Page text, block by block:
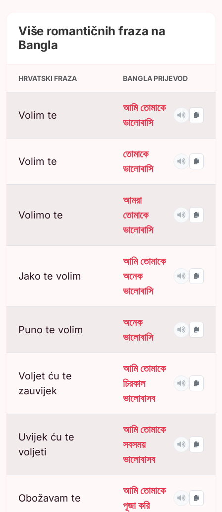
Više romantičnih fraza na
Bangla
HRVATSKI FRAZA BANGLA PRIJEVOD
Volim te
আমি তোমাকে
ভালোবাসি
Volim te
তোমাকে
ভালোবাসি
Volimo te
আমরা
তোমাকে
ভালোবাসি
Jako te volim
আমি তোমাকে
অনেক
ভালোবাসি
Puno te volim
অনেক
ভালোবাসি
Voljet ću te
zauvijek
আমি তোমাকে
চিরকাল
ভালোবাসব
Uvijek ću te
voljeti
আমি তোমাকে
সবসময়
ভালোবাসব
Obožavam te
আমি তোমাকে
পূজা করি